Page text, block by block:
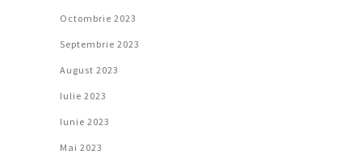
Octombrie 2023
Septembrie 2023
August 2023
Iulie 2023
Iunie 2023
Mai 2023